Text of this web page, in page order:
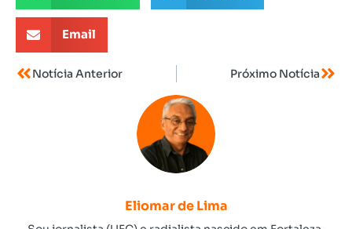
Email
Notícia Anterior Próximo Notícia
Eliomar de Lima